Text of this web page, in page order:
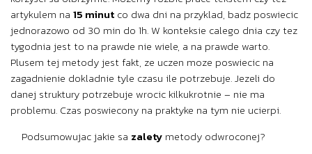
artykulem na 15 minut co dwa dni na przyklad, badz poswiecic
jednorazowo od 30 min do 1h. W konteksie calego dnia czy tez
tygodnia jest to na prawde nie wiele, a na prawde warto.
Plusem tej metody jest fakt, ze uczen moze poswiecic na
zagadnienie dokladnie tyle czasu ile potrzebuje. Jezeli do
danej struktury potrzebuje wrocic kilkukrotnie – nie ma
problemu. Czas poswiecony na praktyke na tym nie ucierpi.
Podsumowujac jakie sa zalety metody odwroconej?